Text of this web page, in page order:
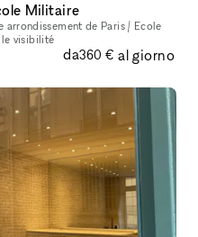
Militaire
arrondissement de Paris / Ecole
visibilité
da360 € al giorno